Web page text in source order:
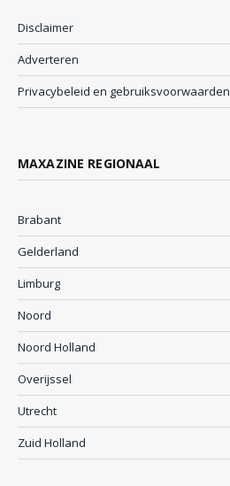
Disclaimer
Adverteren
Privacybeleid en gebruiksvoorwaarden
MAXAZINE REGIONAAL
Brabant
Gelderland
Limburg
Noord
Noord Holland
Overijssel
Utrecht
Zuid Holland